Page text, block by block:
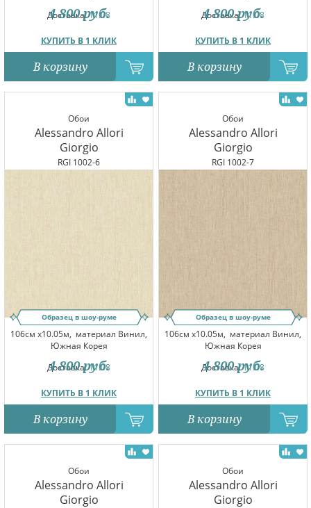
Доставка:11.08
КУПИТЬ В 1 КЛИК
4 800 руб.
В корзину
Доставка:11.08
КУПИТЬ В 1 КЛИК
4 800 руб.
В корзину
Обои
Alessandro Allori
Giorgio
RGI 1002-6
Образец в шоу-руме
106см x10.05м, материал Винил,
Южная Корея
Доставка:11.08
КУПИТЬ В 1 КЛИК
4 800 руб.
В корзину
Обои
Alessandro Allori
Giorgio
RGI 1002-7
Образец в шоу-руме
106см x10.05м, материал Винил,
Южная Корея
Доставка:11.08
КУПИТЬ В 1 КЛИК
4 800 руб.
В корзину
Обои
Alessandro Allori
Giorgio
Обои
Alessandro Allori
Giorgio